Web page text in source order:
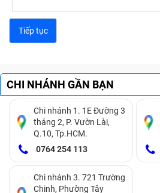
CHI NHÁNH GẦN BẠN
Chi nhánh 1. 1E Đường 3
tháng 2, P. Vườn Lài,
Q.10, Tp.HCM.
0764 254 113
Chi nhánh 3. 721 Trường
Chinh, Phường Tây